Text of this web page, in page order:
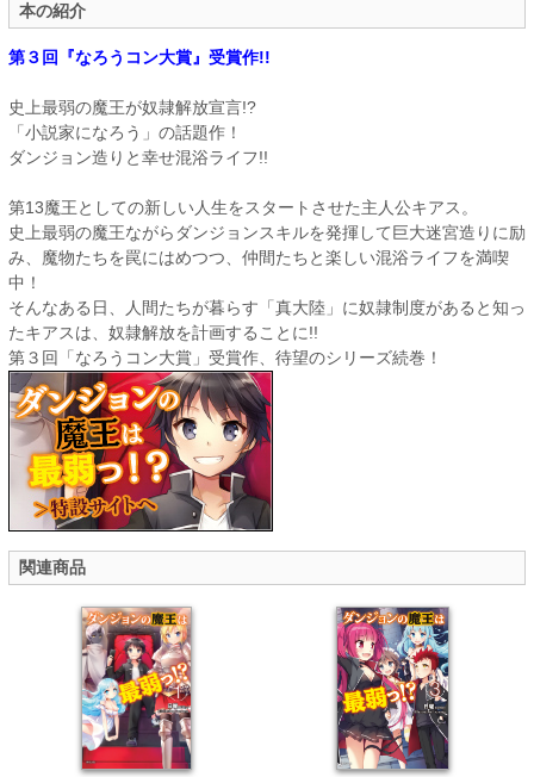
本の紹介
第３回『なろうコン大賞』受賞作!!
史上最弱の魔王が奴隷解放宣言!?
「小説家になろう」の話題作！
ダンジョン造りと幸せ混浴ライフ!!
第13魔王としての新しい人生をスタートさせた主人公キアス。
史上最弱の魔王ながらダンジョンスキルを発揮して巨大迷宮造りに励
み、魔物たちを罠にはめつつ、仲間たちと楽しい混浴ライフを満喫
中！
そんなある日、人間たちが暮らす「真大陸」に奴隷制度があると知っ
たキアスは、奴隷解放を計画することに!!
第３回「なろうコン大賞」受賞作、待望のシリーズ続巻！
関連商品